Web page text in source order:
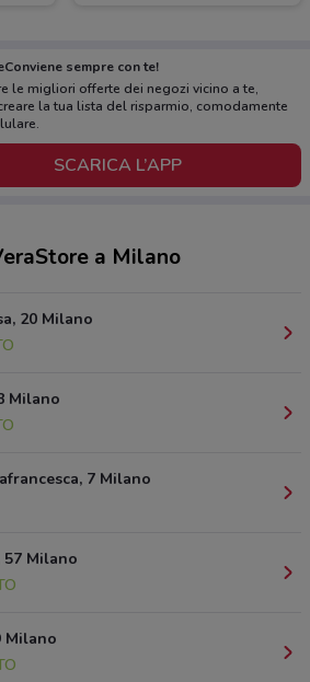
sempre con te!
le migliori offerte dei negozi vicino a te,
la tua lista del risparmio, comodamente
SCARICA L’APP
a Milano
20 Milano
Milano
7 Milano
57 Milano
Milano